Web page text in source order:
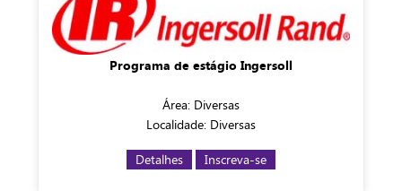
Programa de estágio Ingersoll
Área: Diversas
Localidade: Diversas
Detalhes Inscreva-se